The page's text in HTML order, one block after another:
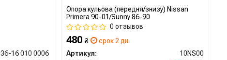
36-16 010 0006
Опора кульова (передня/знизу) Nissan
Primera 90-01/Sunny 86-90
0 отзывов
480₴
срок 2 дн.
Артикул:
10NS00